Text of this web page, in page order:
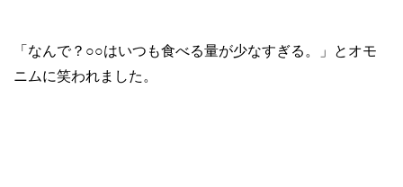
「なんで？○○はいつも食べる量が少なすぎる。」とオモ
ニムに笑われました。